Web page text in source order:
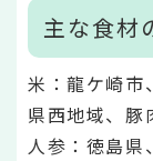
主な食材
米：龍ケ崎市
県西地域、豚
人参：徳島県